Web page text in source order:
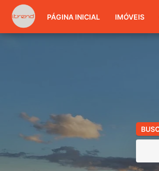
PÁGINA INICIAL IMÓVEIS